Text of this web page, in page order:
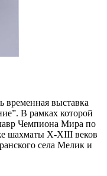
временная выставка
В рамках которой
Чемпиона Мира по
шахматы X-XIII веков
села Мелик и